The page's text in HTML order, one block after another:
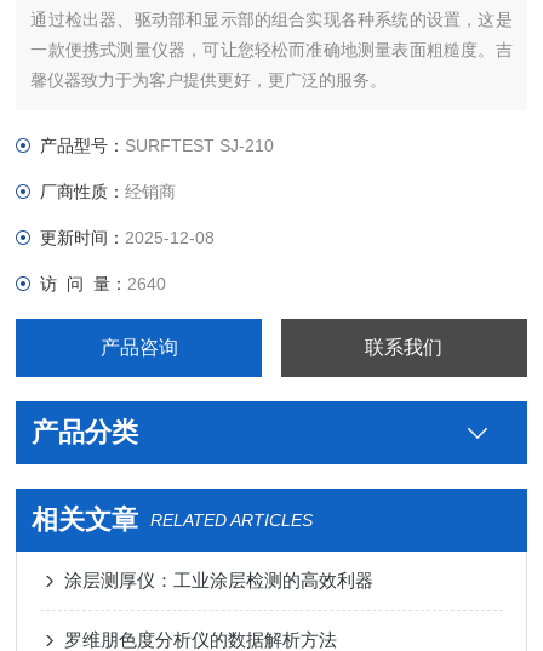
通过检出器、驱动部和显示部的组合实现各种系统的设置，这是
一款便携式测量仪器，可让您轻松而准确地测量表面粗糙度。吉
馨仪器致力于为客户提供更好，更广泛的服务。
产品型号： SURFTEST SJ-210
厂商性质：经销商
更新时间： 2025-12-08
访 问 量： 2640
产品咨询 联系我们
产品分类
相关文章 RELATED ARTICLES
涂层测厚仪：工业涂层检测的高效利器
罗维朋色度分析仪的数据解析方法